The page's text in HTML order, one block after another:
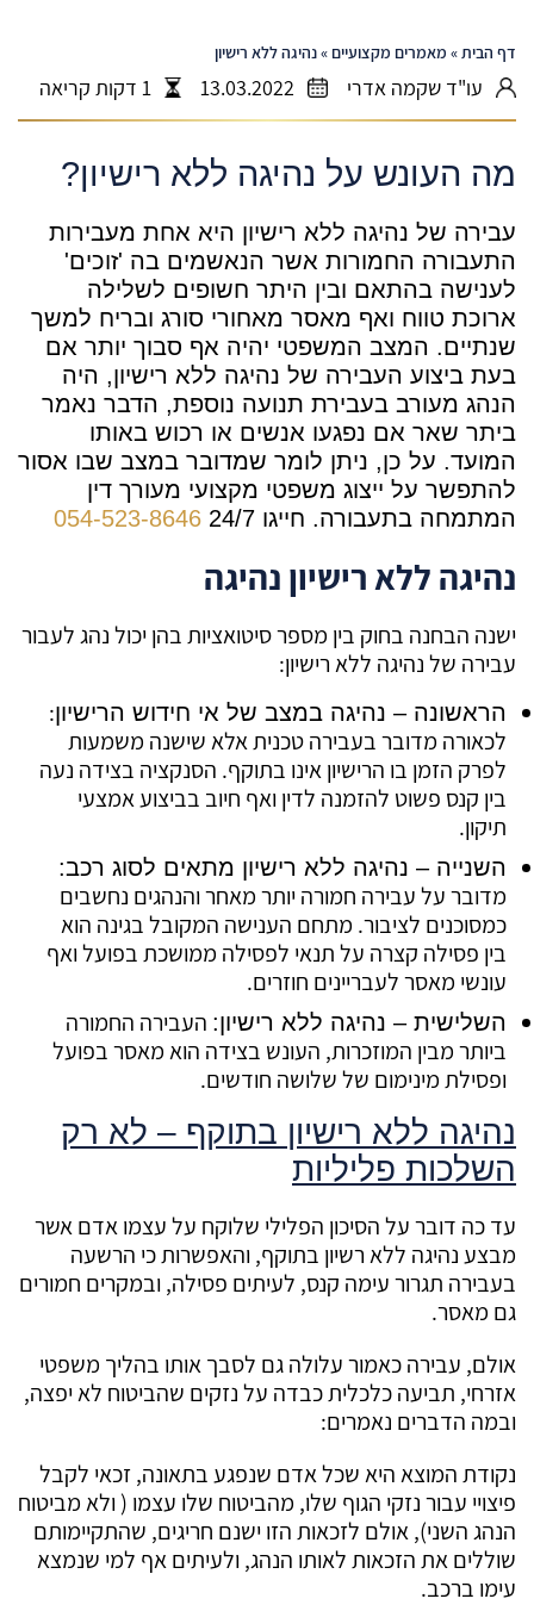
דף הבית» מאמרים מקצועיים »נהיגה ללא רישיון
עו"ד שקמה אדרי 13.03.2022 1 דקות קריאה
מה העונש על נהיגה ללא רישיון?
עבירה של נהיגה ללא רישיון היא אחת מעבירות
התעבורה החמורות אשר הנאשמים בה 'זוכים'
לענישה בהתאם ובין היתר חשופים לשלילה
ארוכת טווח ואף מאסר מאחורי סורג ובריח למשך
שנתיים. המצב המשפטי יהיה אף סבוך יותר אם
בעת ביצוע העבירה של נהיגה ללא רישיון, היה
הנהג מעורב בעבירת תנועה נוספת, הדבר נאמר
ביתר שאר אם נפגעו אנשים או רכוש באותו
המועד. על כן, ניתן לומר שמדובר במצב שבו אסור
להתפשר על ייצוג משפטי מקצועי מעורך דין
המתמחה בתעבורה. חייגו 24/7 054-523-8646
נהיגה ללא רישיון נהיגה
ישנה הבחנה בחוק בין מספר סיטואציות בהן יכול נהג לעבור
עבירה של נהיגה ללא רישיון:
הראשונה – נהיגה במצב של אי חידוש הרישיון:
לכאורה מדובר בעבירה טכנית אלא שישנה משמעות
לפרק הזמן בו הרישיון אינו בתוקף. הסנקציה בצידה נעה
בין קנס פשוט להזמנה לדין ואף חיוב בביצוע אמצעי
תיקון.
השנייה – נהיגה ללא רישיון מתאים לסוג רכב:
מדובר על עבירה חמורה יותר מאחר והנהגים נחשבים
כמסוכנים לציבור. מתחם הענישה המקובל בגינה הוא
בין פסילה קצרה על תנאי לפסילה ממושכת בפועל ואף
עונשי מאסר לעבריינים חוזרים.
השלישית – נהיגה ללא רישיון: העבירה החמורה
ביותר מבין המוזכרות, העונש בצידה הוא מאסר בפועל
ופסילת מינימום של שלושה חודשים.
נהיגה ללא רישיון בתוקף – לא רק
השלכות פליליות
עד כה דובר על הסיכון הפלילי שלוקח על עצמו אדם אשר
מבצע נהיגה ללא רשיון בתוקף, והאפשרות כי הרשעה
בעבירה תגרור עימה קנס, לעיתים פסילה, ובמקרים חמורים
גם מאסר.
אולם, עבירה כאמור עלולה גם לסבך אותו בהליך משפטי
אזרחי, תביעה כלכלית כבדה על נזקים שהביטוח לא יפצה,
ובמה הדברים נאמרים:
נקודת המוצא היא שכל אדם שנפגע בתאונה, זכאי לקבל
פיצויי עבור נזקי הגוף שלו, מהביטוח שלו עצמו ( ולא מביטוח
הנהג השני), אולם לזכאות הזו ישנם חריגים, שהתקיימותם
שוללים את הזכאות לאותו הנהג, ולעיתים אף למי שנמצא
עימו ברכב.